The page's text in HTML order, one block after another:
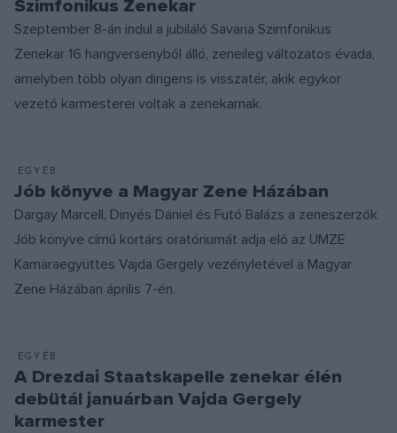
Szimfonikus Zenekar
Szeptember 8-án indul a jubiláló Savaria Szimfonikus
Zenekar 16 hangversenyből álló, zeneileg változatos évada,
amelyben több olyan dirigens is visszatér, akik egykor
vezető karmesterei voltak a zenekarnak.
EGYÉB
Jób könyve a Magyar Zene Házában
Dargay Marcell, Dinyés Dániel és Futó Balázs a zeneszerzők
Jób könyve című kortárs oratóriumát adja elő az UMZE
Kamaraegyüttes Vajda Gergely vezényletével a Magyar
Zene Házában április 7-én.
EGYÉB
A Drezdai Staatskapelle zenekar élén
debütál januárban Vajda Gergely
karmester